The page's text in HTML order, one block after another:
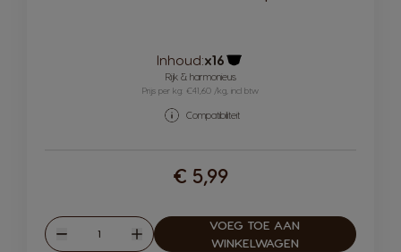
Inhoud:x16
Pictogram capsule
Rijk & harmonieus
Prijs per kg: €41,60 /kg, incl btw
Compatibiliteit
€ 5,99
Verlagen
Hoeveelheid
Verhogen
VOEG TOE AAN
WINKELWAGEN